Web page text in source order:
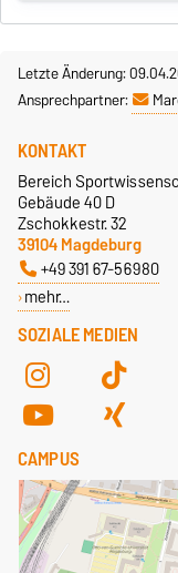
Letzte Änderung:
Ansprechpartner:
SOZIALE MEDIEN
KONTAKT
Bereich
Gebäude 40 D
Zschokkestr. 32
39104 Magdeburg
+49 391 67-56980
mehr…
CAMPUS